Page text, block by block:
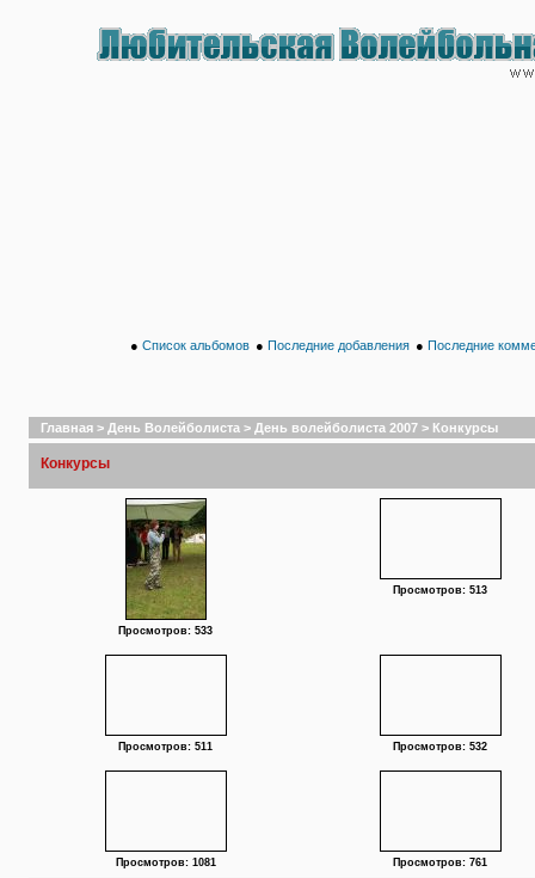
● Список альбомов ● Последние добавления ● Последние
Главная > День Волейболиста > День волейболиста 2007 > Конкурсы
Конкурсы
Просмотров: 533
Просмотров: 513
Просмотров: 511 Просмотров: 532
Просмотров: 1081 Просмотров: 761